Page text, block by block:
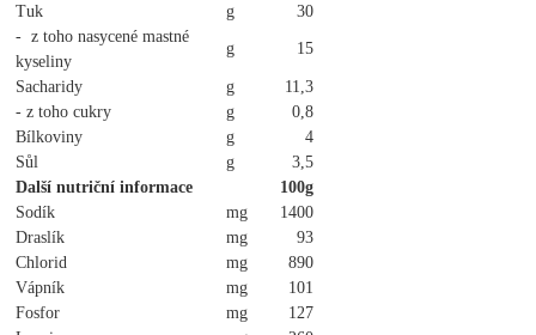
Tuk
g
30
- z toho nasycené mastné
kyseliny
g 15
Sacharidy g
11,3
- z toho cukry
g
0,8
Bílkoviny
g
4
Sůl
g
3,5
Další nutriční informace
100g
Sodík
mg
1400
Draslík
mg
93
Chlorid
mg
890
Vápník
mg
101
Fosfor
mg
127